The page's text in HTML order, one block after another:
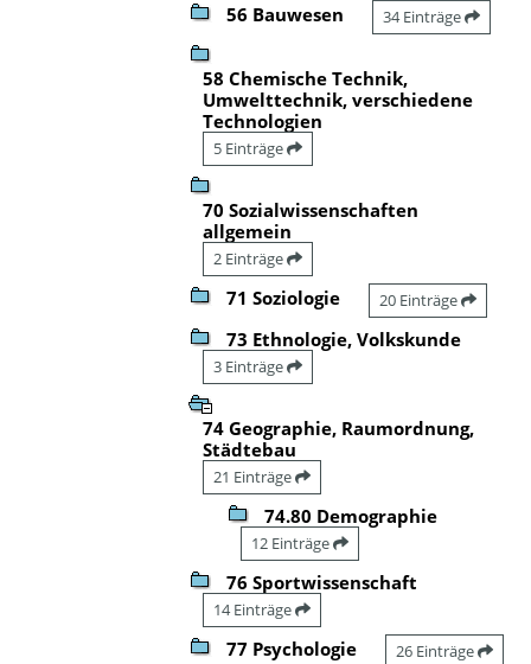
56 Bauwesen 34 Einträge
58 Chemische Technik,
Umwelttechnik, verschiedene
Technologien
5 Einträge
70 Sozialwissenschaften
allgemein
2 Einträge
71 Soziologie 20 Einträge
73 Ethnologie, Volkskunde
3 Einträge
74 Geographie, Raumordnung,
Städtebau
21 Einträge
74.80 Demographie
12 Einträge
76 Sportwissenschaft
14 Einträge
77 Psychologie 26 Einträge